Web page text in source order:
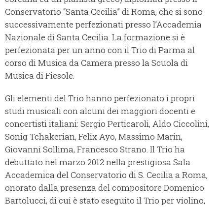
Conservatorio “Santa Cecilia” di Roma, che si sono
successivamente perfezionati presso l’Accademia
Nazionale di Santa Cecilia. La formazione si è
perfezionata per un anno con il Trio di Parma al
corso di Musica da Camera presso la Scuola di
Musica di Fiesole.
Gli elementi del Trio hanno perfezionato i propri
studi musicali con alcuni dei maggiori docenti e
concertisti italiani: Sergio Perticaroli, Aldo Ciccolini,
Sonig Tchakerian, Felix Ayo, Massimo Marin,
Giovanni Sollima, Francesco Strano. Il Trio ha
debuttato nel marzo 2012 nella prestigiosa Sala
Accademica del Conservatorio di S. Cecilia a Roma,
onorato dalla presenza del compositore Domenico
Bartolucci, di cui è stato eseguito il Trio per violino,